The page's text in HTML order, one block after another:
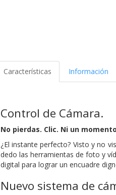
Características Información
Control de Cámara.
No pierdas. Clic. Ni un
¿El instante perfecto? Visto y no
dedo las herramientas de foto y
digital para lograr un encuadre
Nuevo sistema de